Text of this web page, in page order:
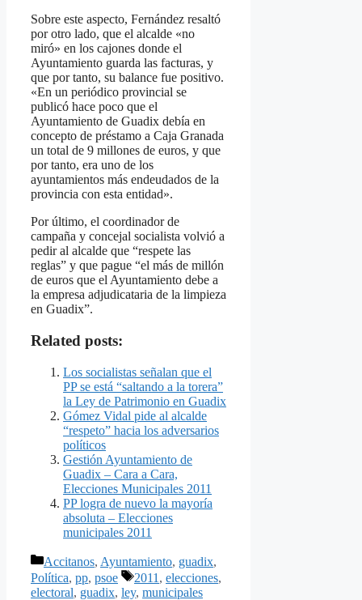
Sobre este aspecto, Fernández resaltó
por otro lado, que el alcalde «no
miró» en los cajones donde el
Ayuntamiento guarda las facturas, y
que por tanto, su balance fue positivo.
«En un periódico provincial se
publicó hace poco que el
Ayuntamiento de Guadix debía en
concepto de préstamo a Caja Granada
un total de 9 millones de euros, y que
por tanto, era uno de los
ayuntamientos más endeudados de la
provincia con esta entidad».
Por último, el coordinador de
campaña y concejal socialista volvió a
pedir al alcalde que “respete las
reglas” y que pague “el más de millón
de euros que el Ayuntamiento debe a
la empresa adjudicataria de la limpieza
en Guadix”.
Related posts:
Los socialistas señalan que el
PP se está “saltando a la torera”
la Ley de Patrimonio en Guadix
Gómez Vidal pide al alcalde
“respeto” hacia los adversarios
políticos
Gestión Ayuntamiento de
Guadix – Cara a Cara,
Elecciones Municipales 2011
PP logra de nuevo la mayoría
absoluta – Elecciones
municipales 2011
Categorías
Accitanos, Ayuntamiento, guadix,
Política, pp, psoe Etiquetas
2011 , elecciones,
electoral, guadix, ley, municipales